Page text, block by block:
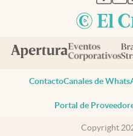
ContactoCanales de
Portal de
Copyright